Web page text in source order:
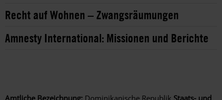
Recht auf Wohnen – Zwangsräumungen
Amnesty International: Missionen und Berichte